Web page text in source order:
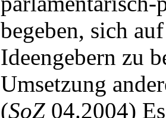
begeben, sich
Ideengebern zu
Umsetzung
(SoZ 04.2004)